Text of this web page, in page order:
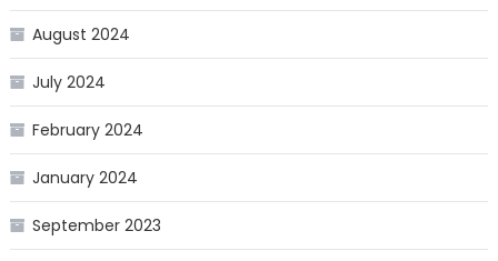
August 2024
July 2024
February 2024
January 2024
September 2023